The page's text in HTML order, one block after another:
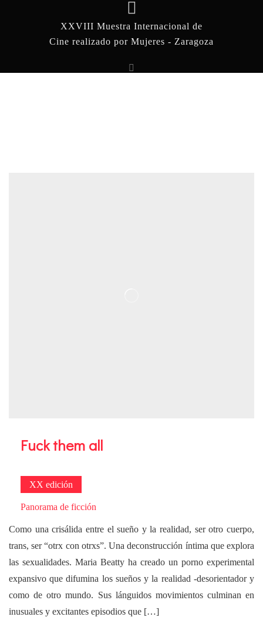
XXVIII Muestra Internacional de
Cine realizado por Mujeres - Zaragoza
Fuck them all
XX edición
Panorama de ficción
Como una crisálida entre el sueño y la realidad, ser otro cuerpo,
trans, ser “otrx con otrxs”. Una deconstrucción íntima que explora
las sexualidades. Maria Beatty ha creado un porno experimental
expansivo que difumina los sueños y la realidad -desorientador y
como de otro mundo. Sus lánguidos movimientos culminan en
inusuales y excitantes episodios que […]